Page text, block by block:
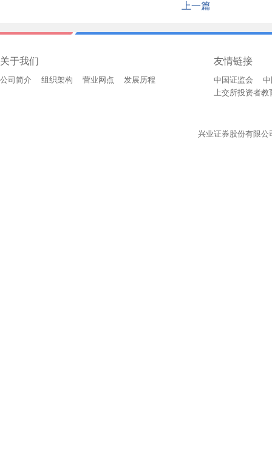
上一篇
关于我们
公司简介 组织架构 营业网点 发展历程
友情链接
中国证监会
上交所投资者教
兴业证券股份有限